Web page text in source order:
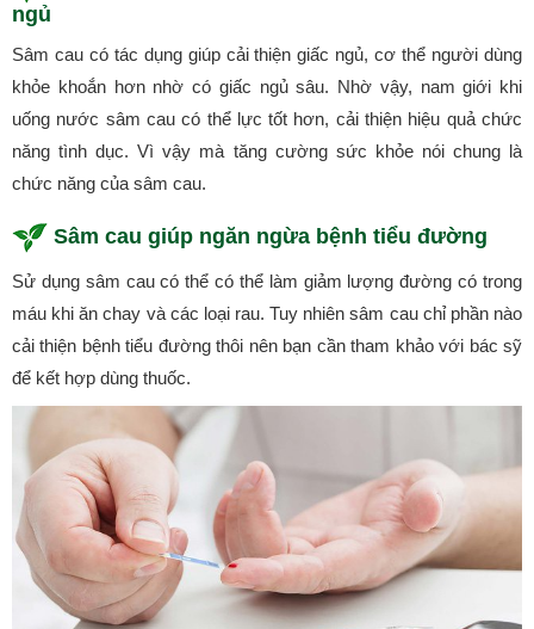
ngủ
Sâm cau có tác dụng giúp cải thiện giấc ngủ, cơ thể người dùng
khỏe khoắn hơn nhờ có giấc ngủ sâu. Nhờ vậy, nam giới khi
uống nước sâm cau có thể lực tốt hơn, cải thiện hiệu quả chức
năng tình dục. Vì vậy mà tăng cường sức khỏe nói chung là
chức năng của sâm cau.
Sâm cau giúp ngăn ngừa bệnh tiểu đường
Sử dụng sâm cau có thể có thể làm giảm lượng đường có trong
máu khi ăn chay và các loại rau. Tuy nhiên sâm cau chỉ phần nào
cải thiện bệnh tiểu đường thôi nên bạn cần tham khảo với bác sỹ
để kết hợp dùng thuốc.